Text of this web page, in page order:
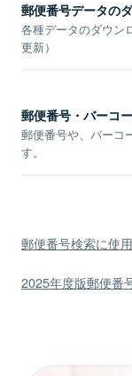
郵便番号データの
各種データのダウン
更新）
郵便番号・バーコ
郵便番号や、バーコ
す。
郵便番号検索に使
2025年度版郵便番